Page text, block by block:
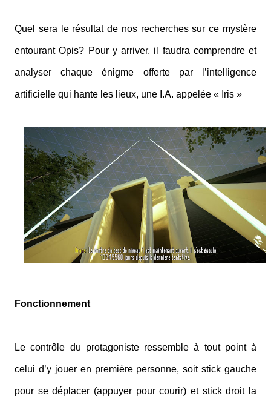
Quel sera le résultat de nos recherches sur ce mystère
entourant Opis? Pour y arriver, il faudra comprendre et
analyser chaque énigme offerte par l’intelligence
artificielle qui hante les lieux, une I.A. appelée « Iris »
Fonctionnement
Le contrôle du protagoniste ressemble à tout point à
celui d’y jouer en première personne, soit stick gauche
pour se déplacer (appuyer pour courir) et stick droit la